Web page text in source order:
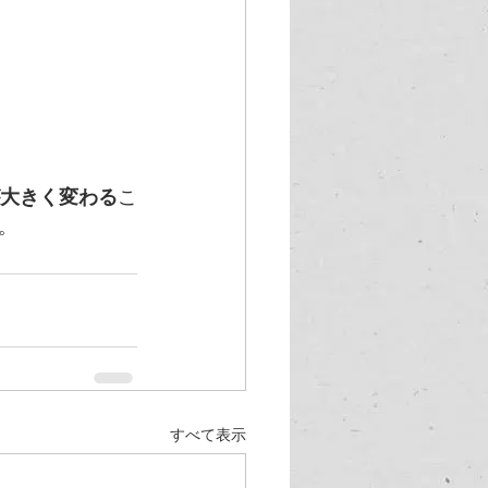
きく変わるこ
すべて表示